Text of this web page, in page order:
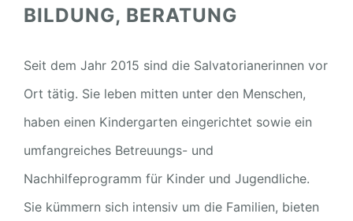
BILDUNG, BERATUNG
Seit dem Jahr 2015 sind die Salvatorianerinnen vor
Ort tätig. Sie leben mitten unter den Menschen,
haben einen Kindergarten eingerichtet sowie ein
umfangreiches Betreuungs- und
Nachhilfeprogramm für Kinder und Jugendliche.
Sie kümmern sich intensiv um die Familien, bieten